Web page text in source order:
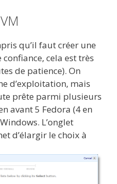
qu’il faut créer une
cela est très
de patience). On
d’exploitation, mais
prête parmi plusieurs
avant 5 Fedora (4 en
L’onglet
d’élargir le choix à